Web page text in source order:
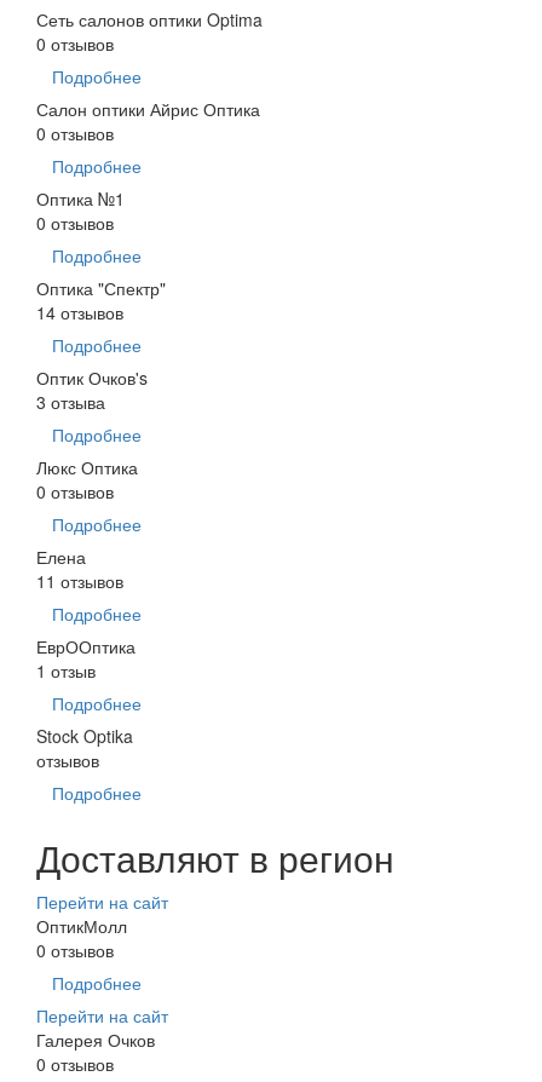
Сеть салонов оптики Optima
0 отзывов
Подробнее
Салон оптики Айрис Оптика
0 отзывов
Подробнее
Оптика №1
0 отзывов
Подробнее
Оптика "Спектр"
14 отзывов
Подробнее
Оптик Очков's
3 отзыва
Подробнее
Люкс Оптика
0 отзывов
Подробнее
Елена
11 отзывов
Подробнее
ЕврООптика
1 отзыв
Подробнее
Stock Optika
отзывов
Подробнее
Доставляют в регион
Перейти на сайт
ОптикМолл
0 отзывов
Подробнее
Перейти на сайт
Галерея Очков
0 отзывов